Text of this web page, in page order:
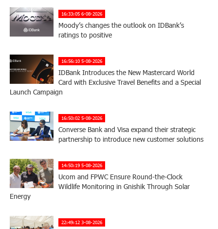
16:33:05 6-08-2026
Moody’s changes the outlook on IDBank’s
ratings to positive
16:56:10 5-08-2026
IDBank Introduces the New Mastercard World
Card with Exclusive Travel Benefits and a Special
Launch Campaign
16:50:02 5-08-2026
Converse Bank and Visa expand their strategic
partnership to introduce new customer solutions
14:50:19 5-08-2026
Ucom and FPWC Ensure Round-the-Clock
Wildlife Monitoring in Gnishik Through Solar
Energy
22:49:12 3-08-2026